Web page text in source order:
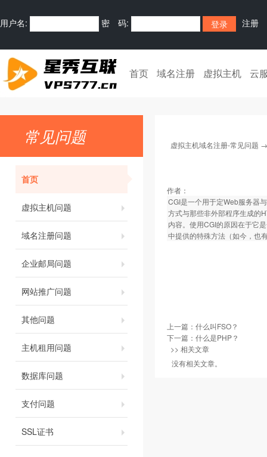
用户名: 密 码: 注册
首页 域名注册 虚拟主机 云
常见问题
首页
虚拟主机问题
域名注册问题
企业邮局问题
网站推广问题
其他问题
主机租用问题
数据库问题
支付问题
SSL证书
虚拟主机域名注册-常见问题
作者：
CGI是一个用于定Web服务器
方式与那些非外部程序生成的
内容。使用CGI的原因在于它
中提供的特殊方法（如今，也
上一篇： 什么叫FSO？
下一篇： 什么是PHP？
>> 相关文章
没有相关文章。